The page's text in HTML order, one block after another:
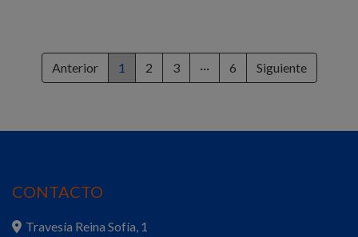
Anterior 1 2 3 ··· 6 Siguiente
CONTACTO
Travesía Reina Sofía, 1